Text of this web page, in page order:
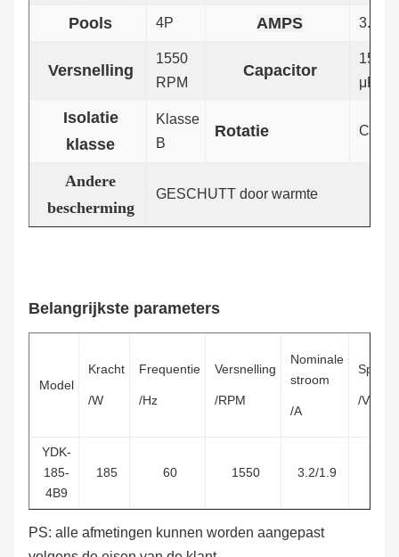
Pools 4P AMPS 3.2/
Versnelling
1550
RPM
Capacitor
15
μF/
Isolatie
klasse
Klasse
B
Rotatie CW-
Andere
bescherming
GESCHUTT door warmte
Belangrijkste parameters
Model
Kracht
/W
Frequentie
/Hz
Versnelling
/RPM
Nominale
stroom
/A
/V
YDK-
185-
4B9
185 60 1550 3.2/1.9
PS: alle afmetingen kunnen worden aangepast